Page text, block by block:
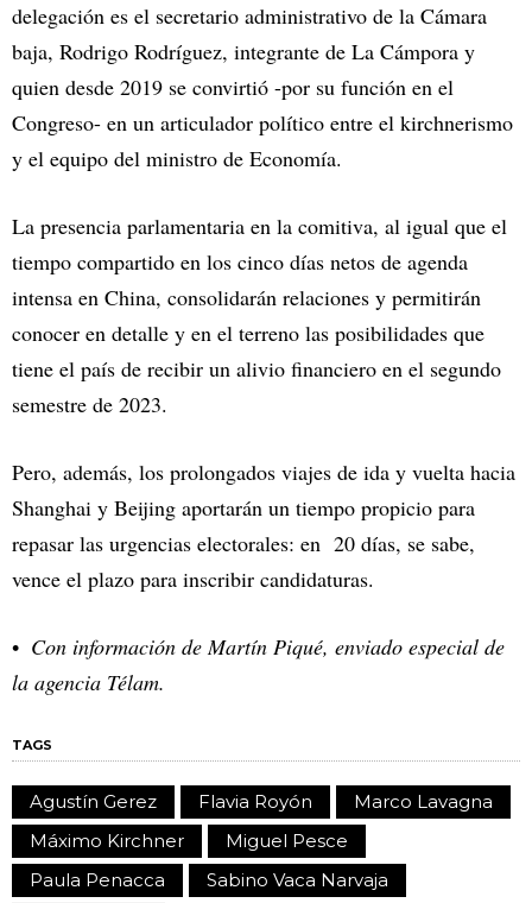
delegación es el secretario administrativo de la Cámara
baja, Rodrigo Rodríguez, integrante de La Cámpora y
quien desde 2019 se convirtió -por su función en el
Congreso- en un articulador político entre el kirchnerismo
y el equipo del ministro de Economía.
La presencia parlamentaria en la comitiva, al igual que el
tiempo compartido en los cinco días netos de agenda
intensa en China, consolidarán relaciones y permitirán
conocer en detalle y en el terreno las posibilidades que
tiene el país de recibir un alivio financiero en el segundo
semestre de 2023.
Pero, además, los prolongados viajes de ida y vuelta hacia
Shanghai y Beijing aportarán un tiempo propicio para
repasar las urgencias electorales: en 20 días, se sabe,
vence el plazo para inscribir candidaturas.
Con información de Martín Piqué, enviado especial de
la agencia Télam.
TAGS
Agustín Gerez Flavia Royón
Marco Lavagna
Máximo Kirchner
Miguel Pesce
Paula Penacca
Sabino Vaca Narvaja